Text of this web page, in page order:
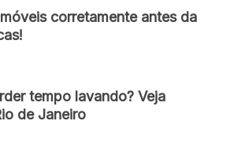
corretamente antes da
tempo lavando? Veja
de Janeiro